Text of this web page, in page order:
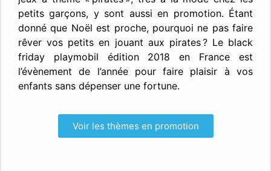
petits garçons, y sont aussi en promotion. Étant
donné que Noël est proche, pourquoi ne pas faire
rêver vos petits en jouant aux pirates ? Le black
friday playmobil édition 2018 en France est
l’évènement de l’année pour faire plaisir à vos
enfants sans dépenser une fortune.
Voir les thèmes en promotion